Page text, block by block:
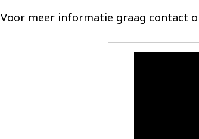
Voor meer informatie graag contact